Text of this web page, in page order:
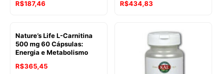
R$187,46
R$434,83
Nature’s Life L-Carnitina
500 mg 60 Cápsulas:
Energia e Metabolismo
R$365,45